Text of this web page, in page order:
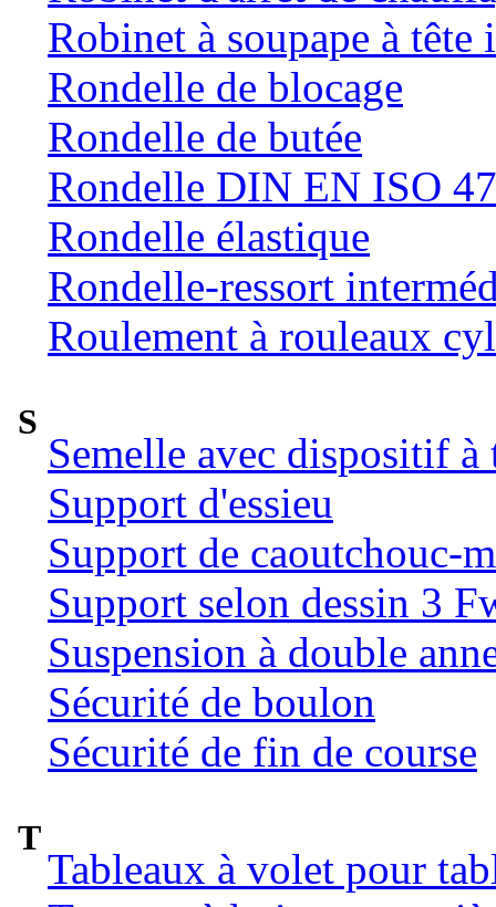
Robinet à soupape à tête
Rondelle de blocage
Rondelle de butée
Rondelle DIN EN ISO
Rondelle élastique
Rondelle-ressort
Roulement à rouleaux
S
Semelle avec dispositif
Support d'essieu
Support de caoutchouc-
Support selon dessin 3
Suspension à double
Sécurité de boulon
Sécurité de fin de course
T
Tableaux à volet pour